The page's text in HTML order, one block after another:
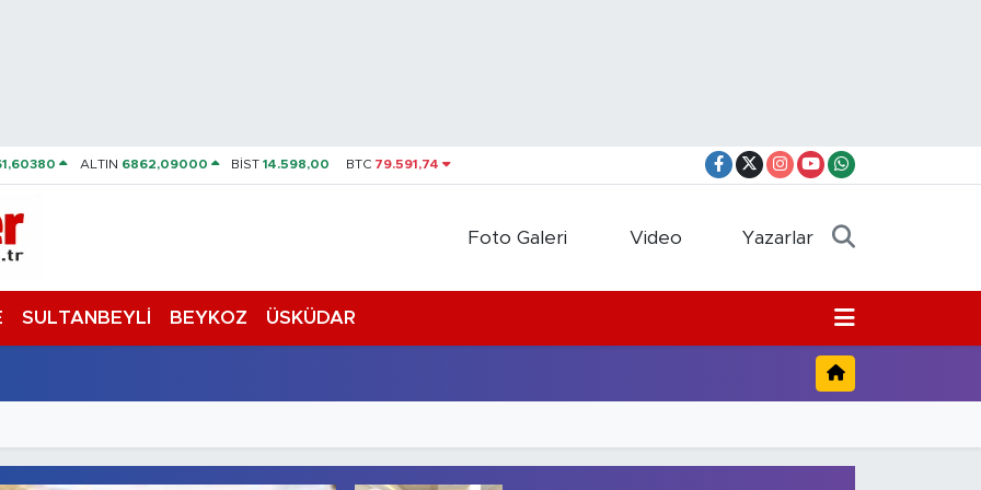
ALTIN 6862,09000 BİST14.598,00 BTC 79.591,74
Foto Galeri Video Yazarlar
SULTANBEYLİ BEYKOZ ÜSKÜDAR